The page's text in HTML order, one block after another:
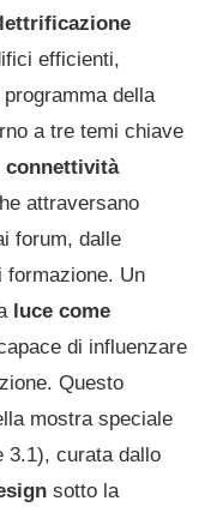
efficienti,
della
a tre temi chiave
connettività
attraversano
forum, dalle
formazione. Un
luce come
di influenzare
Questo
mostra speciale
3.1), curata dallo
sotto la